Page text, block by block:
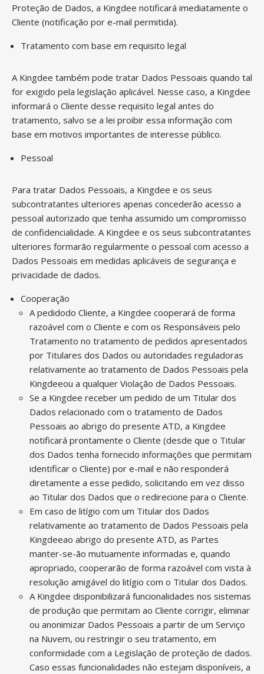
Proteção de Dados, a Kingdee notificará imediatamente o
Cliente (notificação por e-mail permitida).
Tratamento com base em requisito legal
A Kingdee também pode tratar Dados Pessoais quando tal
for exigido pela legislação aplicável. Nesse caso, a Kingdee
informará o Cliente desse requisito legal antes do
tratamento, salvo se a lei proibir essa informação com
base em motivos importantes de interesse público.
Pessoal
Para tratar Dados Pessoais, a Kingdee e os seus
subcontratantes ulteriores apenas concederão acesso a
pessoal autorizado que tenha assumido um compromisso
de confidencialidade. A Kingdee e os seus subcontratantes
ulteriores formarão regularmente o pessoal com acesso a
Dados Pessoais em medidas aplicáveis de segurança e
privacidade de dados.
Cooperação
A pedidodo Cliente, a Kingdee cooperará de forma
razoável com o Cliente e com os Responsáveis pelo
Tratamento no tratamento de pedidos apresentados
por Titulares dos Dados ou autoridades reguladoras
relativamente ao tratamento de Dados Pessoais pela
Kingdeeou a qualquer Violação de Dados Pessoais.
Se a Kingdee receber um pedido de um Titular dos
Dados relacionado com o tratamento de Dados
Pessoais ao abrigo do presente ATD, a Kingdee
notificará prontamente o Cliente (desde que o Titular
dos Dados tenha fornecido informações que permitam
identificar o Cliente) por e-mail e não responderá
diretamente a esse pedido, solicitando em vez disso
ao Titular dos Dados que o redirecione para o Cliente.
Em caso de litígio com um Titular dos Dados
relativamente ao tratamento de Dados Pessoais pela
Kingdeeao abrigo do presente ATD, as Partes
manter-se-ão mutuamente informadas e, quando
apropriado, cooperarão de forma razoável com vista à
resolução amigável do litígio com o Titular dos Dados.
A Kingdee disponibilizará funcionalidades nos sistemas
de produção que permitam ao Cliente corrigir, eliminar
ou anonimizar Dados Pessoais a partir de um Serviço
na Nuvem, ou restringir o seu tratamento, em
conformidade com a Legislação de proteção de dados.
Caso essas funcionalidades não estejam disponíveis, a